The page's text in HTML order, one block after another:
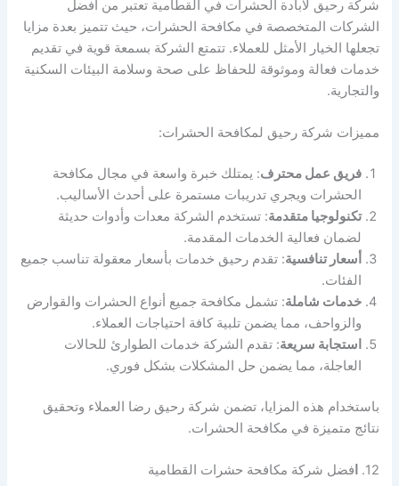
شركة رحيق لابادة الحشرات في القطامية تعتبر من أفضل
الشركات المتخصصة في مكافحة الحشرات، حيث تتميز بعدة مزايا
تجعلها الخيار الأمثل للعملاء. تتمتع الشركة بسمعة قوية في تقديم
خدمات فعالة وموثوقة للحفاظ على صحة وسلامة البيئات السكنية
والتجارية.
مميزات شركة رحيق لمكافحة الحشرات:
فريق عمل محترف: يمتلك خبرة واسعة في مجال مكافحة
الحشرات ويجري تدريبات مستمرة على أحدث الأساليب.
تكنولوجيا متقدمة: تستخدم الشركة معدات وأدوات حديثة
لضمان فعالية الخدمات المقدمة.
أسعار تنافسية: تقدم رحيق خدمات بأسعار معقولة تناسب جميع
الفئات.
خدمات شاملة: تشمل مكافحة جميع أنواع الحشرات والقوارض
والزواحف، مما يضمن تلبية كافة احتياجات العملاء.
استجابة سريعة: تقدم الشركة خدمات الطوارئ للحالات
العاجلة، مما يضمن حل المشكلات بشكل فوري.
باستخدام هذه المزايا، تضمن شركة رحيق رضا العملاء وتحقيق
نتائج متميزة في مكافحة الحشرات.
12. فضل شركة مكافحة حشرات القطامية